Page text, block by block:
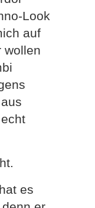
Look
auf
wollen
es